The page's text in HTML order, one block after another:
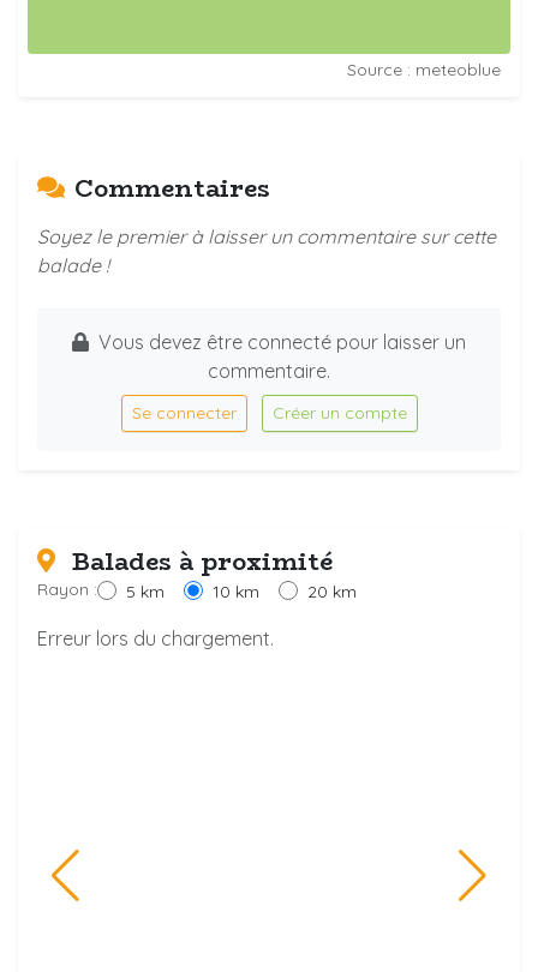
Source : meteoblue
Commentaires
Soyez le premier à laisser un commentaire sur cette
balade !
Vous devez être connecté pour laisser un
commentaire.
Se connecter Créer un compte
Balades à proximité
Rayon : 5 km 10 km 20 km
Erreur lors du chargement.